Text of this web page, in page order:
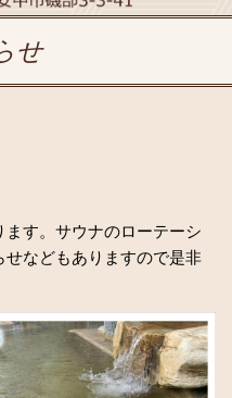
せ
す。サウナのローテーシ
などもありますので是非